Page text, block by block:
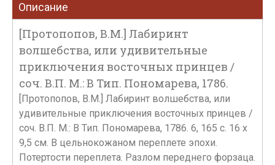
Описание
[Протопопов, В.М.] Лабиринт
волшебства, или удивительные
приключения восточных принцев /
соч. В.П. М.: В Тип. Пономарева, 1786.
[Протопопов, В.М.] Лабиринт волшебства, или
удивительные приключения восточных принцев /
соч. В.П. М.: В Тип. Пономарева, 1786. 6, 165 с. 16 х
9,5 см. В цельнокожаном переплете эпохи.
Потертости переплета. Разлом переднего форзаца.